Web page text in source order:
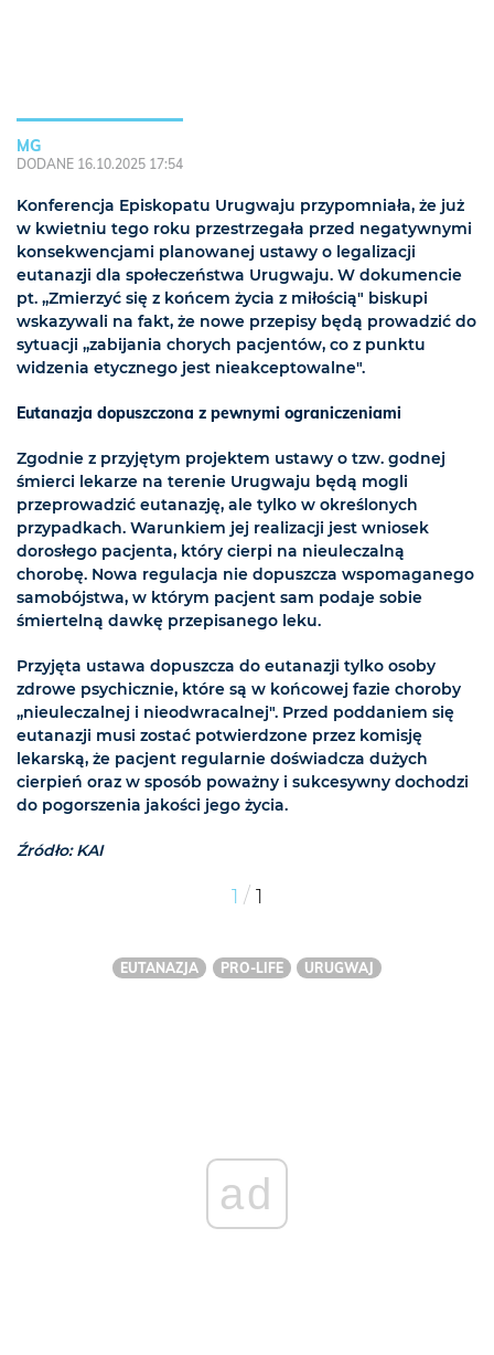
MG
DODANE 16.10.2025 17:54
Konferencja Episkopatu Urugwaju przypomniała, że już
w kwietniu tego roku przestrzegała przed negatywnymi
konsekwencjami planowanej ustawy o legalizacji
eutanazji dla społeczeństwa Urugwaju. W dokumencie
pt. „Zmierzyć się z końcem życia z miłością" biskupi
wskazywali na fakt, że nowe przepisy będą prowadzić do
sytuacji „zabijania chorych pacjentów, co z punktu
widzenia etycznego jest nieakceptowalne".
Eutanazja dopuszczona z pewnymi ograniczeniami
Zgodnie z przyjętym projektem ustawy o tzw. godnej
śmierci lekarze na terenie Urugwaju będą mogli
przeprowadzić eutanazję, ale tylko w określonych
przypadkach. Warunkiem jej realizacji jest wniosek
dorosłego pacjenta, który cierpi na nieuleczalną
chorobę. Nowa regulacja nie dopuszcza wspomaganego
samobójstwa, w którym pacjent sam podaje sobie
śmiertelną dawkę przepisanego leku.
Przyjęta ustawa dopuszcza do eutanazji tylko osoby
zdrowe psychicznie, które są w końcowej fazie choroby
„nieuleczalnej i nieodwracalnej". Przed poddaniem się
eutanazji musi zostać potwierdzone przez komisję
lekarską, że pacjent regularnie doświadcza dużych
cierpień oraz w sposób poważny i sukcesywny dochodzi
do pogorszenia jakości jego życia.
Źródło: KAI
1 / 1
EUTANAZJA PRO-LIFE URUGWAJ
ad